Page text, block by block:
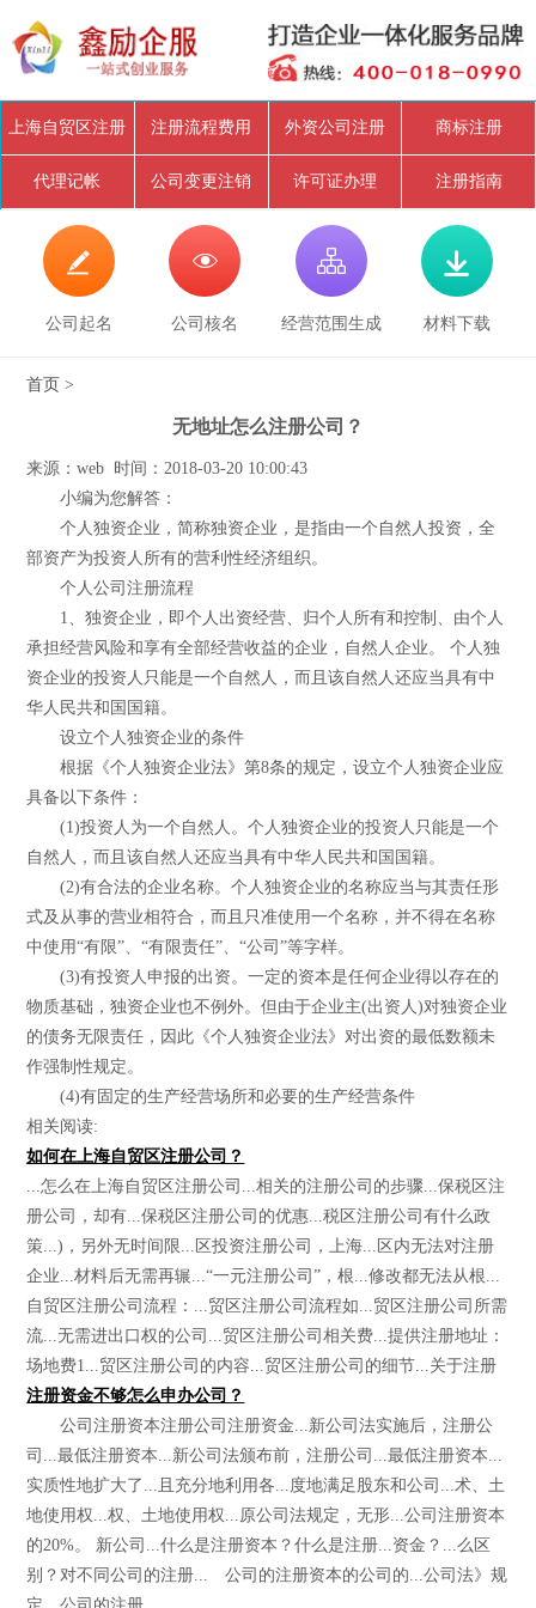
上海自贸区注册 注册流程费用 外资公司注册 商标注册
代理记帐 公司变更注销 许可证办理 注册指南

公司起名

公司核名

经营范围生成

材料下载
首页 >
无地址怎么注册公司？
来源：web 时间：2018-03-20 10:00:43
小编为您解答：
个人独资企业，简称独资企业，是指由一个自然人投资，全
部资产为投资人所有的营利性经济组织。
个人公司注册流程
1、独资企业，即个人出资经营、归个人所有和控制、由个人
承担经营风险和享有全部经营收益的企业，自然人企业。 个人独
资企业的投资人只能是一个自然人，而且该自然人还应当具有中
华人民共和国国籍。
设立个人独资企业的条件
根据《个人独资企业法》第8条的规定，设立个人独资企业应
具备以下条件：
(1)投资人为一个自然人。个人独资企业的投资人只能是一个
自然人，而且该自然人还应当具有中华人民共和国国籍。
(2)有合法的企业名称。个人独资企业的名称应当与其责任形
式及从事的营业相符合，而且只准使用一个名称，并不得在名称
中使用“有限”、“有限责任”、“公司”等字样。
(3)有投资人申报的出资。一定的资本是任何企业得以存在的
物质基础，独资企业也不例外。但由于企业主(出资人)对独资企业
的债务无限责任，因此《个人独资企业法》对出资的最低数额未
作强制性规定。
(4)有固定的生产经营场所和必要的生产经营条件
相关阅读:
如何在上海自贸区注册公司？
...怎么在上海自贸区注册公司...相关的注册公司的步骤...保税区注
册公司，却有...保税区注册公司的优惠...税区注册公司有什么政
策...)，另外无时间限...区投资注册公司，上海...区内无法对注册
企业...材料后无需再辗...“一元注册公司”，根...修改都无法从根...
自贸区注册公司流程：...贸区注册公司流程如...贸区注册公司所需
流...无需进出口权的公司...贸区注册公司相关费...提供注册地址：
场地费1...贸区注册公司的内容...贸区注册公司的细节...关于注册
注册资金不够怎么申办公司？
公司注册资本注册公司注册资金...新公司法实施后，注册公
司...最低注册资本...新公司法颁布前，注册公司...最低注册资本...
实质性地扩大了...且充分地利用各...度地满足股东和公司...术、土
地使用权...权、土地使用权...原公司法规定，无形...公司注册资本
的20%。 新公司...什么是注册资本？什么是注册...资金？...么区
别？对不同公司的注册... 公司的注册资本的公司的...公司法》规